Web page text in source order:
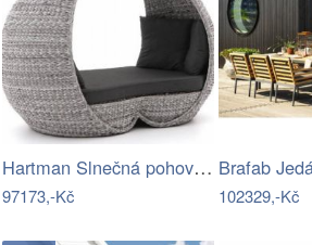
Hartman Slnečná pohovka COSTA RICA Mdum
97173,-Kč 102329,-Kč